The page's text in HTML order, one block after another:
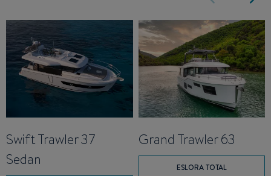
Swift Trawler 37
Sedan
Grand Trawler 63
ESLORA TOTAL